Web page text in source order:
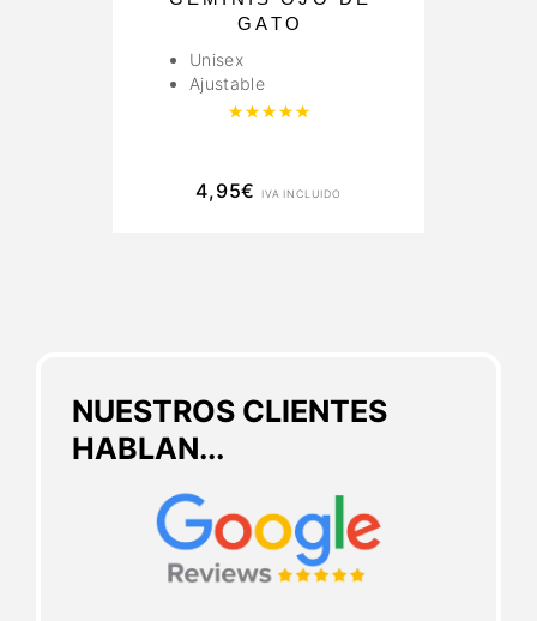
NUESTROS CLIENTES
HABLAN...
GATO
Unisex
Ajustable
Valorado con
4,95€ IVA INCLUIDO